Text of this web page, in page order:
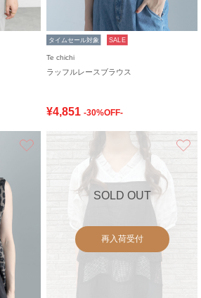
タイムセール対象 SALE
Te chichi
ラッフルレースブラウス
¥4,851 -30%OFF-
お気に入り
SOLD OUT
再入荷受付